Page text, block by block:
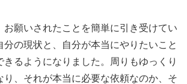
お願いされたことを簡単に引き受けてい
分の現状と、自分が本当にやりたいこと
きるようになりました。周りもゆっくり
り、それが本当に必要な依頼なのか、そ